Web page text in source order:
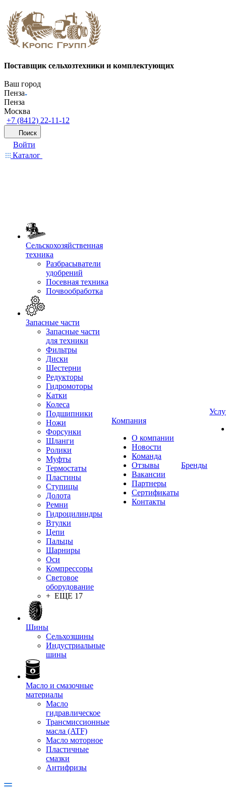
Поставщик сельхозтехники и комплектующих
Ваш город
Пенза
Пенза
Москва
+7 (8412) 22-11-12
Поиск
Войти
Каталог
Сельскохозяйственная
техника
Разбрасыватели
удобрений
Посевная техника
Почвообработка
Запасные части
Запасные части
для техники
Фильтры
Диски
Шестерни
Редукторы
Гидромоторы
Катки
Колеса
Подшипники
Ножи
Форсунки
Шланги
Ролики
Муфты
Термостаты
Пластины
Ступицы
Долота
Ремни
Гидроцилиндры
Втулки
Цепи
Пальцы
Шарниры
Оси
Компрессоры
Световое
оборудование
+ ЕЩЕ 17
Шины
Сельхозшины
Индустриальные
шины
Масло и смазочные
материалы
Масло
гидравлическое
Трансмиссионные
масла (ATF)
Масло моторное
Пластичные
смазки
Антифризы
Компания
О компании
Новости
Команда
Отзывы
Вакансии
Партнеры
Сертификаты
Контакты
Бренды